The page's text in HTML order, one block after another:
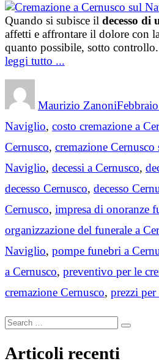
Quando si subisce il decesso di
affetti e affrontare il dolore con
quanto possibile, sotto controllo.
leggi tutto ...
Maurizio Zanoni
on
Naviglio, costo cremazione a
Cernusco, cremazione
Naviglio, decessi a Cernusco,
decesso Cernusco, decesso
Cernusco, impresa di onoranze
organizzazione del funerale a
Naviglio, pompe funebri a
a Cernusco, preventivo per le
cremazione Cernusco, prezzi
Search
Search
Articoli recenti